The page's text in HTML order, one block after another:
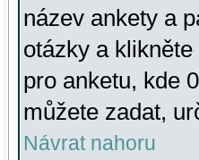
název ankety a
otázky a klikněte
pro anketu, kde
můžete zadat,
Návrat nahoru